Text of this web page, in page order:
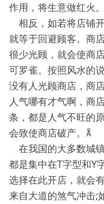
作用，将生意做红火
相反，如若将店铺
就等于回避顾客。商
很少光顾，就会使商
可罗雀。按照风水的
没有人光顾商店，商
人气哪有才气啊，商
条，都是人气不旺的
会致使商店破产。
在我国的大多数城
都是集中在T字型和Y
选择在此开店，就会
来自大道的煞气冲击;